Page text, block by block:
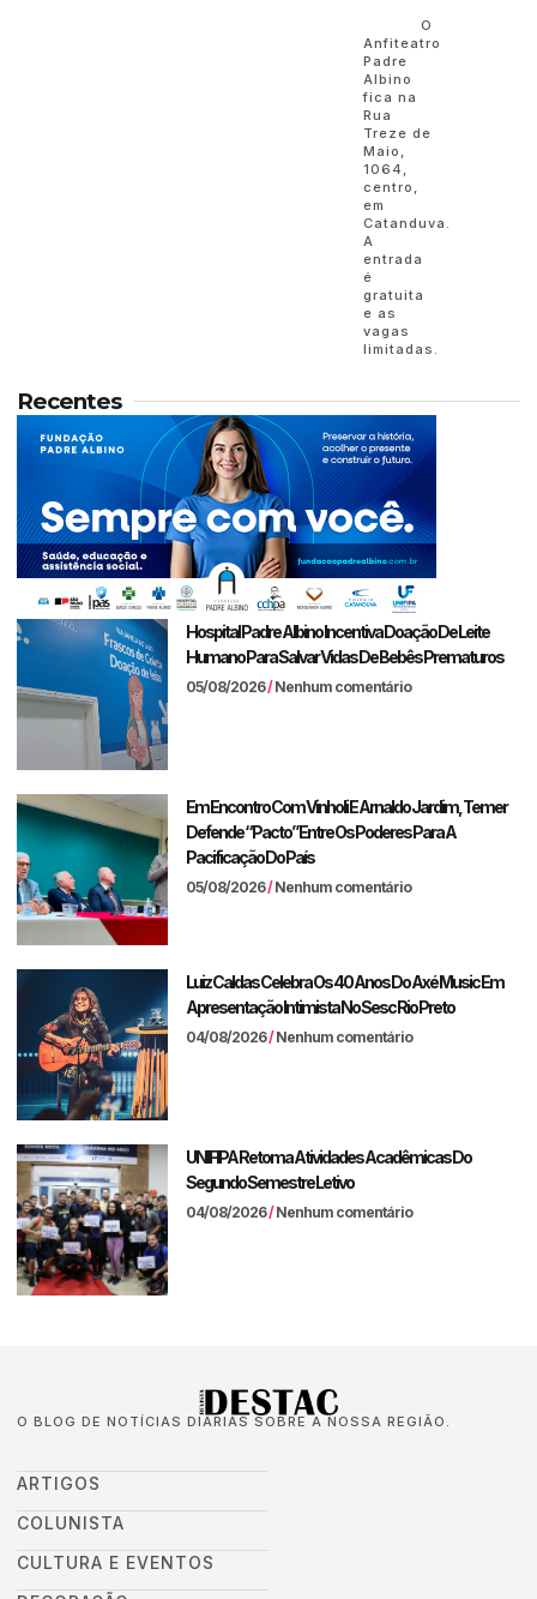
O
Anfiteatro
Padre
Albino
fica na
Rua
Treze de
Maio,
1064,
centro,
em
Catanduva.
A
entrada
é
gratuita
e as
vagas
limitadas.
Recentes
Hospital Padre Albino Incentiva Doação De Leite
Humano Para Salvar Vidas De Bebês Prematuros
05/08/2026 Nenhum comentário
Em Encontro Com Vinholi E Arnaldo Jardim, Temer
Defende “pacto” Entre Os Poderes Para A
Pacificação Do País
05/08/2026 Nenhum comentário
Luiz Caldas Celebra Os 40 Anos Do Axé Music Em
Apresentação Intimista No Sesc Rio Preto
04/08/2026 Nenhum comentário
UNIFIPA Retoma Atividades Acadêmicas Do
Segundo Semestre Letivo
04/08/2026 Nenhum comentário
O BLOG DE NOTÍCIAS DIÁRIAS SOBRE A NOSSA REGIÃO.
ARTIGOS
COLUNISTA
CULTURA E EVENTOS